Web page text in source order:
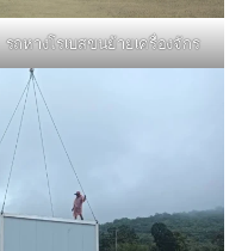
รถหางโรเบสขนย้ายเครื่องจักร